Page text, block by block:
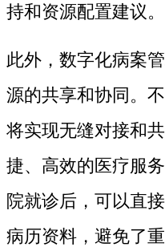
持和资源配置建议。
此外，数字化病案
源的共享和协同。
将实现无缝对接和
捷、高效的医疗服
院就诊后，可以直
病历资料，避免了